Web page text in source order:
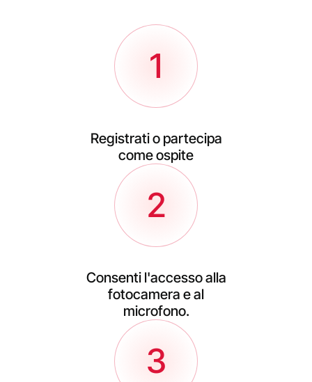
1
Registrati o partecipa
come ospite
2
Consenti l'accesso alla
fotocamera e al
microfono.
3